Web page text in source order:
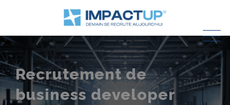
Recrutement de
business developer